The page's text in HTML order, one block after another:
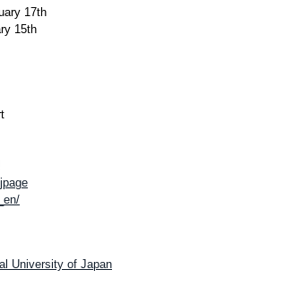
17th
15th
University of Japan